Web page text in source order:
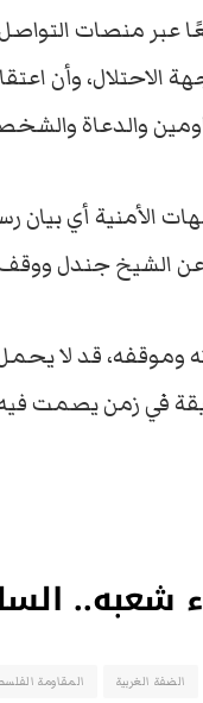
عبر منصات
الاحتلال، وأن
والدعاة
الأمنية أي
عن الشيخ جندل
قد لا
في زمن يصمت
شعبه..
الضفة الغربية المقاومة